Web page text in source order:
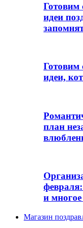
Готовим
идеи
Готовим
идеи,
план
и многое
Магазин